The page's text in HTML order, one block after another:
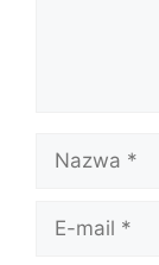
mail